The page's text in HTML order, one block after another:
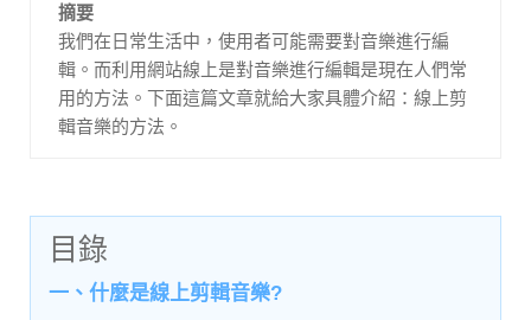
摘要
我們在日常生活中，使用者可能需要對音樂進行編
輯。而利用網站線上是對音樂進行編輯是現在人們常
用的方法。下面這篇文章就給大家具體介紹：線上剪
輯音樂的方法。
目錄
一、什麼是線上剪輯音樂?